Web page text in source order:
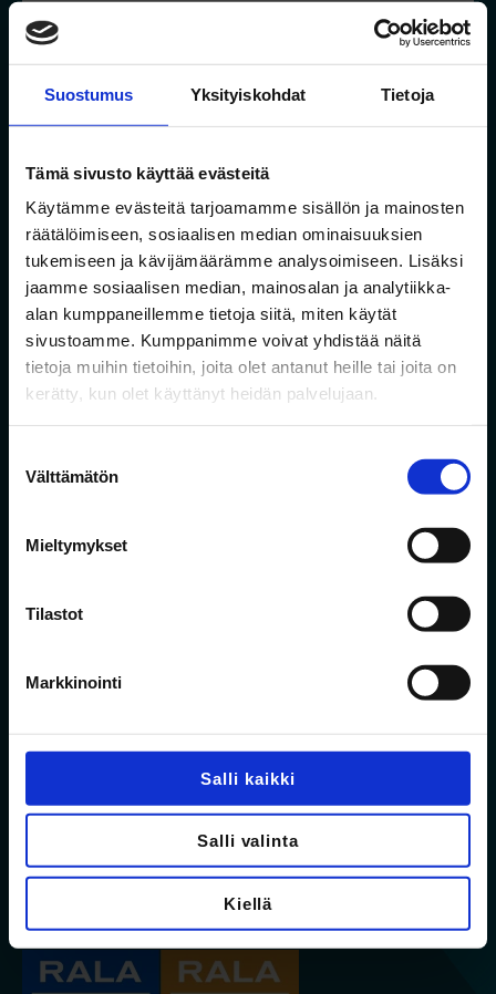
Suostumus Yksityiskohdat Tietoja
Tämä sivusto käyttää evästeitä
Käytämme evästeitä tarjoamamme sisällön ja mainosten
räätälöimiseen, sosiaalisen median ominaisuuksien
tukemiseen ja kävijämäärämme analysoimiseen. Lisäksi
jaamme sosiaalisen median, mainosalan ja analytiikka-
alan kumppaneillemme tietoja siitä, miten käytät
sivustoamme. Kumppanimme voivat yhdistää näitä
tietoja muihin tietoihin, joita olet antanut heille tai joita on
kerätty, kun olet käyttänyt heidän palvelujaan.
valinta
Välttämätön
Mieltymykset
Tilastot
Markkinointi
Salli kaikki
Salli valinta
Kiellä
Liity Jalonin rinkiin ja kuule ensimmäisinä uusista
hankkeistamme. Saat aina ensimmäisenä tietoa
uusista asunnoista sekä pääset varaamaan
asuntoja ennen muita.
Sähköposti
Suostumus*
Hyväksyn tietosuojaselosteen
mukaisen
tietojeni käytön.
Liity rinkiin!
Jalon on kiinteistökehittämiseen ja
perheyritys. Osaamisemme on vahvimmillaan
asuntorakentamisessa sekä julkisissa uudis- ja
korjausrakentamishankkeissa.